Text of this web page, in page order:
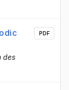
des
PDF